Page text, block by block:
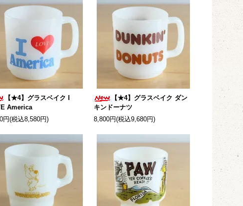
【★4】グラスベイク I
America
円(税込8,580円)
【★4】グラスベイク ダン
キンドーナツ
8,800円(税込9,680円)